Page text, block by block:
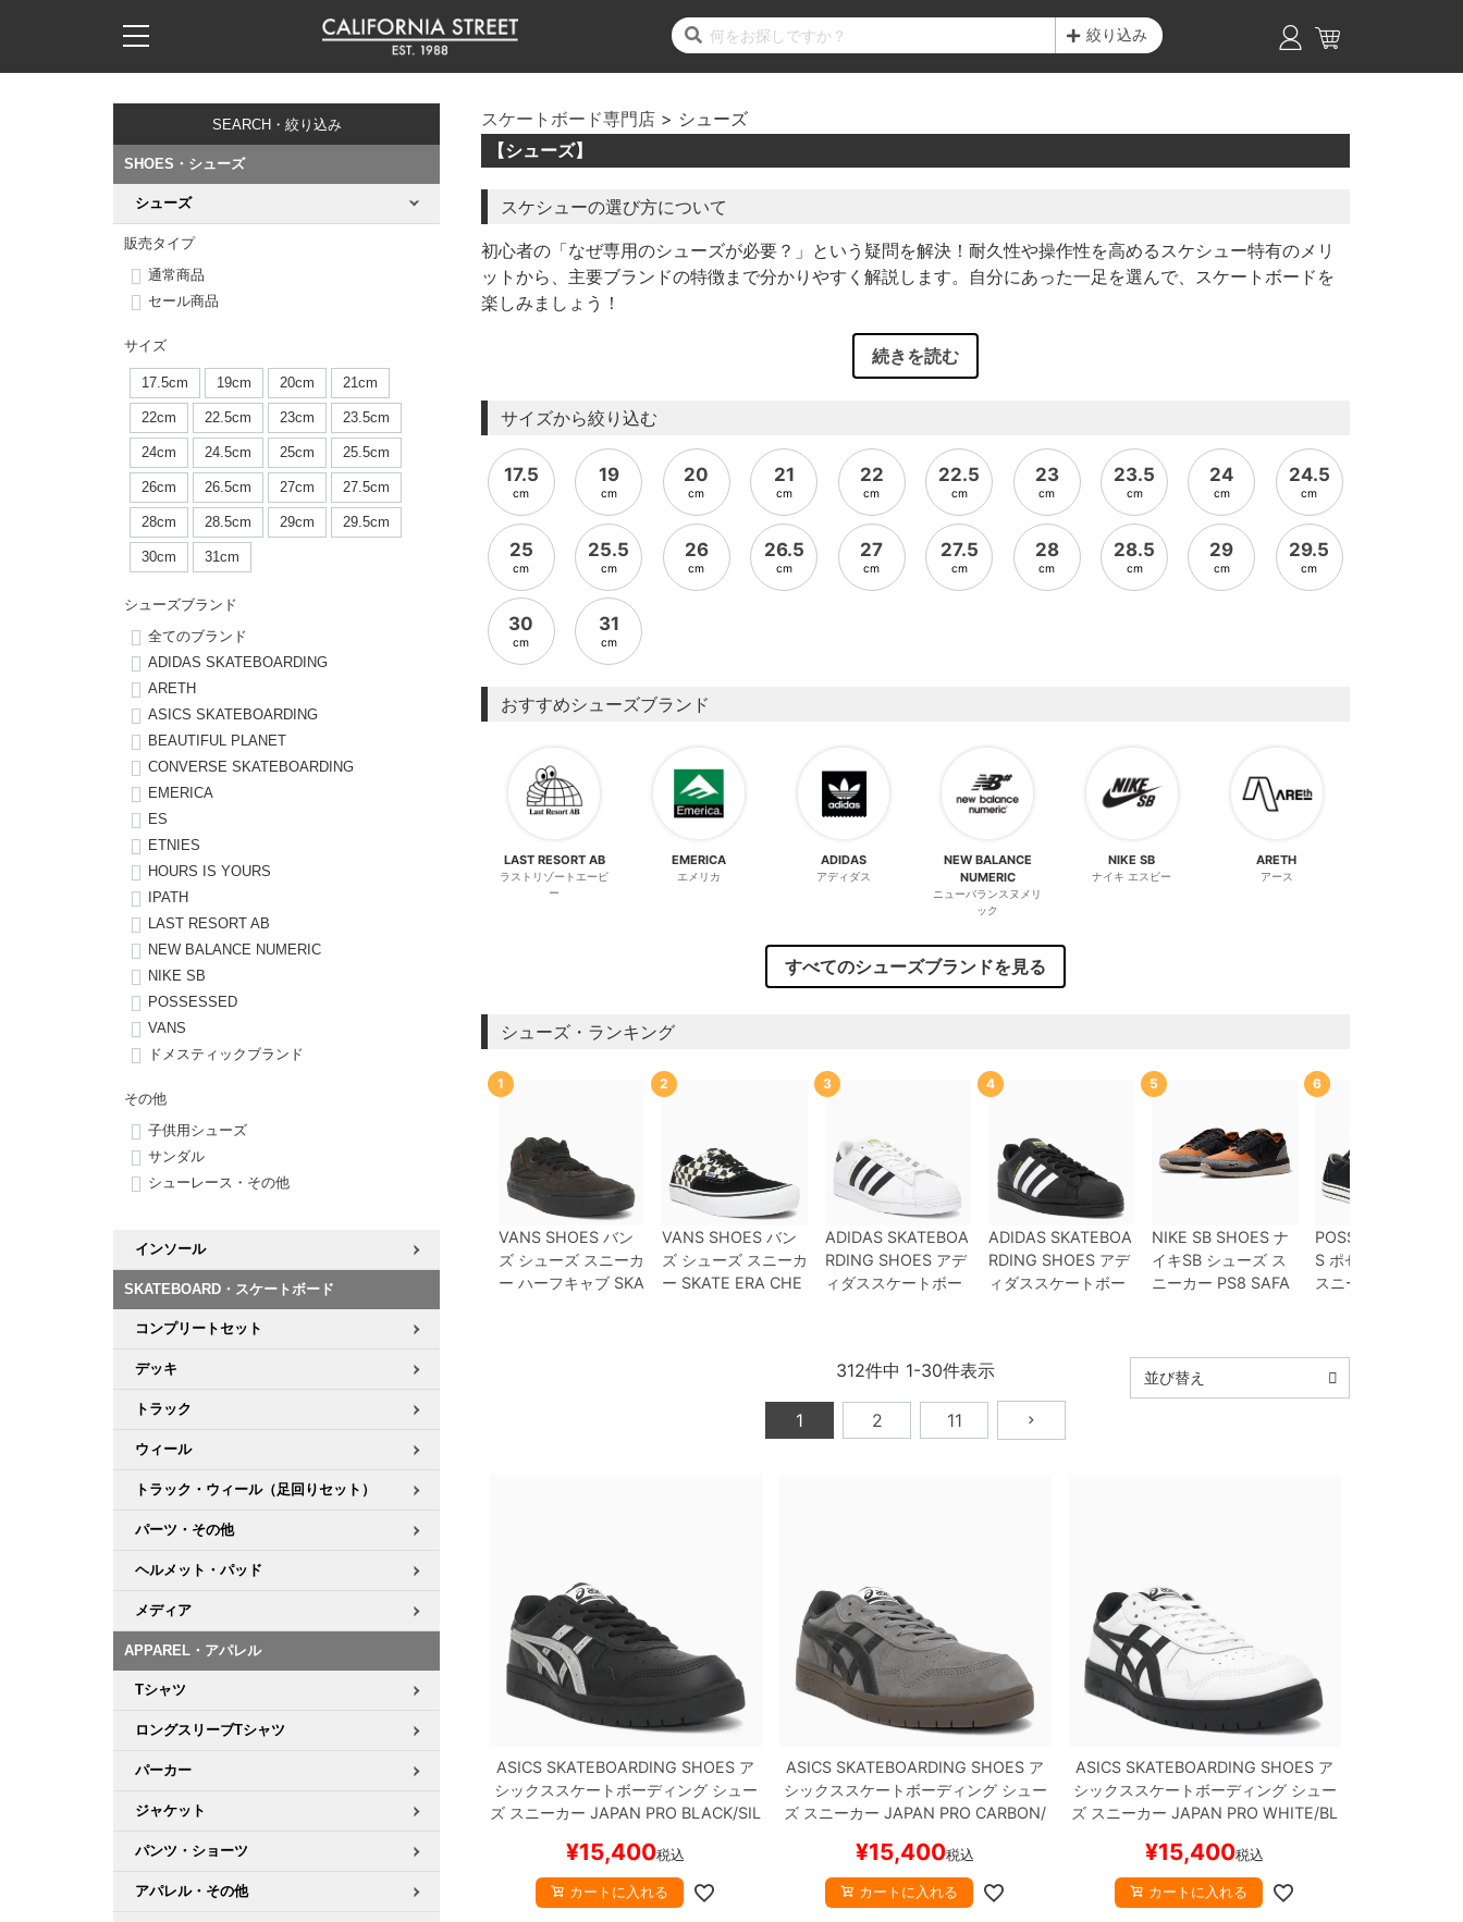
絞り込み
SEARCH・絞り込み
SHOES・シューズ
シューズ
販売タイプ
通常商品
セール商品
サイズ
17.5cm 19cm 20cm 21cm
22cm 22.5cm 23cm 23.5cm
24cm 24.5cm 25cm 25.5cm
26cm 26.5cm 27cm 27.5cm
28cm 28.5cm 29cm 29.5cm
30cm 31cm
シューズブランド
全てのブランド
ADIDAS SKATEBOARDING
ARETH
ASICS SKATEBOARDING
BEAUTIFUL PLANET
CONVERSE SKATEBOARDING
EMERICA
ES
ETNIES
HOURS IS YOURS
IPATH
LAST RESORT AB
NEW BALANCE NUMERIC
NIKE SB
POSSESSED
VANS
ドメスティックブランド
その他
子供用シューズ
サンダル
シューレース・その他
インソール
SKATEBOARD・スケートボード
コンプリートセット
デッキ
トラック
ウィール
トラック・ウィール（足回りセット）
パーツ・その他
ヘルメット・パッド
メディア
APPAREL・アパレル
Tシャツ
ロングスリーブTシャツ
パーカー
ジャケット
パンツ・ショーツ
アパレル・その他
スケートボード専門店
シューズ
【シューズ】
スケシューの選び方について
初心者の「なぜ専用のシューズが必要？」という疑問を解決！耐久性や操作性を高めるスケシュー特有のメリ
ットから、主要ブランドの特徴まで分かりやすく解説します。自分にあった一足を選んで、スケートボードを
楽しみましょう！
続きを読む
サイズから絞り込む
17.5
cm
19
cm
20
cm
21
cm
22
cm
22.5
cm
23
cm
23.5
cm
24
cm
24.5
cm
25
cm
25.5
cm
26
cm
26.5
cm
27
cm
27.5
cm
28
cm
28.5
cm
29
cm
29.5
cm
30
cm
31
cm
おすすめシューズブランド
LAST RESORT AB
ラストリゾートエービ
ー
EMERICA
エメリカ
ADIDAS
アディダス
NEW BALANCE
NUMERIC
ニューバランスヌメリ
ック
NIKE SB
ナイキ エスビー
ARETH
アース
すべてのシューズブランドを見る
シューズ・ランキング
1
VANS SHOES バン
ズ シューズ スニーカ
ー ハーフキャブ SKA
2
VANS SHOES バン
ズ シューズ スニーカ
ー SKATE ERA CHE
3
ADIDAS SKATEBOA
RDING SHOES アデ
ィダススケートボー
DVWHITE/BLACK/
ケートボード スケボ
ー
4
ADIDAS SKATEBOA
RDING SHOES アデ
ィダススケートボー
DV
WHITEGW6931
ケートボード スケボ
ー
5
NIKE SB SHOES ナ
イキSB シューズ ス
ニーカー PS8 SAFA
交換不可商品】
6
POSSESSED SHOE
S ポゼスト
スニーカー
並び替え
312件中 1-30件表示
1 2 11
ASICS SKATEBOARDING SHOES ア
シックススケートボーディングシュー
ズ スニーカー JAPAN PRO BLACK/SIL
¥15,400税込
カートに入れる
ASICS SKATEBOARDING SHOES ア
シックススケートボーディングシュー
ズ スニーカー JAPAN PRO CARBON/
¥15,400税込
カートに入れる
ASICS SKATEBOARDING SHOES ア
シックススケートボーディングシュー
ズ スニーカー JAPAN PRO WHITE/BL
¥15,400税込
カートに入れる
11,000円以上で送料無料！
コンプリートセット（完成品）
11,000円以上で送料無料！
デッキ新着一覧
デッキブランド一覧（全てのデッキ）
シェイプデッキ
11,000円以上で送料無料！
トラック新着一覧
トラックブランド一覧（全てのトラック）
11,000円以上で送料無料！
ウィール新着一覧
ウィールブランド一覧（全てのウィール）
スピットファイヤー F4（フォーミュラフォー）
ボーンズ XF（エックスフォーミュラ）
ボーンズ STF（エスティーエフ）
パウエルペラルタ DF（ドラゴンフォーミュラ）
ソフトウィール（クルーザー）
ベアリング
デッキテープ
パーツ・その他
足回りセット（トラック・ウィールセット）
ヘルメット・パッド
練習用アイテム（初心者におすすめ）
スケートケース・バッグ
メディア（雑誌・DVD・CD）
11,000円以上で送料無料！
シューズ新着一覧
シューズブランド一覧
シューレース・その他
11,000円以上で送料無料！
ロングスリーブTシャツ
トレーナー・セーター
長袖ボタンシャツ
7分袖シャツ・ラグラン
半袖シャツ
アンダーウエア
サイズの測り方
11,000円以上で送料無料！
最新ブログ一覧
11,000円以上で送料無料！
スタッフおすすめアイテム
スケートパーク情報
11,000円以上で送料無料！
ショップライダー紹介
カリフォルニアストリートの歴史
プライバシーポリシー
特定商取引法に基づく表記